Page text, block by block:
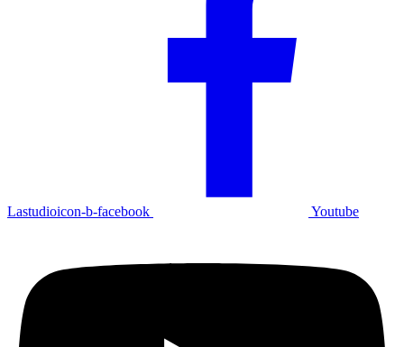
Lastudioicon-b-facebook Youtube